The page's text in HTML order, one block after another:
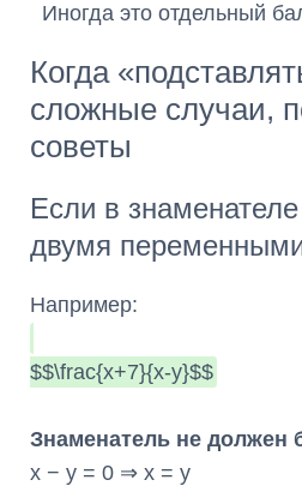
Иногда это отдельный
Когда
сложные случаи,
советы
Если в
двумя
Например:
$$\frac{x+7}{x-y}$$
Знаменатель не должен
x − y = 0 ⇒ x = y